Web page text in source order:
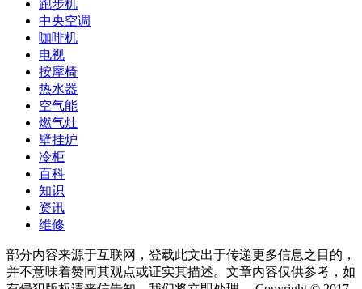
跑步机
中央空调
咖啡机
电视
按摩椅
热水器
空气能
燃气灶
壁挂炉
冷柜
百科
知识
资讯
维修
部分内容来源于互联网，登载此文出于传递更多信息之目的，
并不意味着赞同其观点或证实其描述。文章内容仅供参考，如